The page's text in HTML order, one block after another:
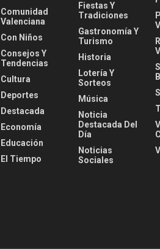
Comunidad
Valenciana
Con Niños
Consejos Y
Tendencias
Cultura
Deportes
Destacada
Economía
Educación
El Tiempo
Fiestas Y
Tradiciones
Gastronomía Y
Turismo
Historia
Lotería Y
Sorteos
Música
Noticia
Destacada Del
Día
Noticias
Sociales